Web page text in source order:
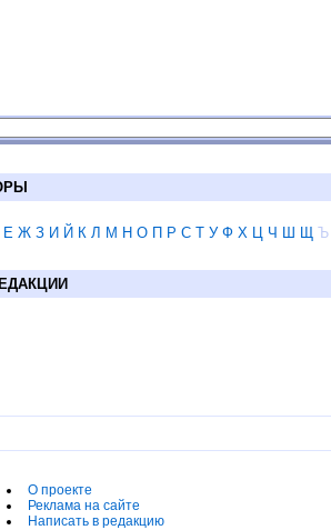
Е Ж З И Й К Л М Н О П Р С Т У Ф Х Ц Ч Ш Щ Ъ
О проекте
Реклама на сайте
Написать в редакцию